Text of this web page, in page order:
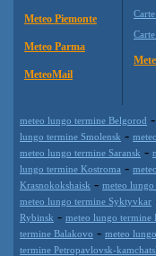
Meteo Piemonte
Meteo Parma
MeteoMail
meteo lungo termine Belgorod -
lungo termine Smolensk -
meteo lungo termine Saransk -
lungo termine Kostroma -
Krasnokokshaisk - meteo
meteo lungo termine Syktyvkar
Rybinsk - meteo lungo termine
termine Balakovo - meteo
termine Petropavlovsk-